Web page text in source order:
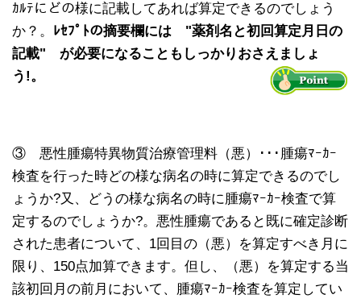
ｶﾙﾃにどの様に記載してあれば算定できるのでしょう
か？。 ﾚｾﾌﾟﾄの摘要欄には "薬剤名と初回算定月日の
記載" が必要になることもしっかりおさえましょ
う!。
③ 悪性腫瘍特異物質治療管理料（悪）･･･腫瘍ﾏｰｶｰ
検査を行った時どの様な病名の時に算定できるのでし
ょうか?又、どうの様な病名の時に腫瘍ﾏｰｶｰ検査で算
定するのでしょうか?。悪性腫瘍であると既に確定診断
された患者について、1回目の（悪）を算定すべき月に
限り、150点加算できます。但し、（悪）を算定する当
該初回月の前月において、腫瘍ﾏｰｶｰ検査を算定してい